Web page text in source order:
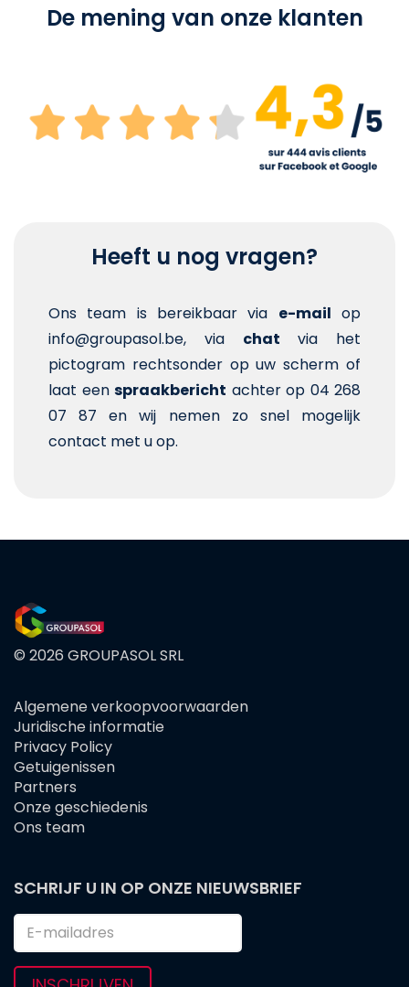
De mening van onze klanten
Heeft u nog vragen?
Ons team is bereikbaar via e-mail op
info@groupasol.be, via chat via het
pictogram rechtsonder op uw scherm of
laat een spraakbericht achter op 04 268
07 87 en wij nemen zo snel mogelijk
contact met u op.
© 2026 GROUPASOL SRL
FOOTER
MENU
Algemene verkoopvoorwaarden
Juridische informatie
Privacy Policy
Getuigenissen
Partners
Onze geschiedenis
Ons team
SCHRIJF U IN OP ONZE NIEUWSBRIEF